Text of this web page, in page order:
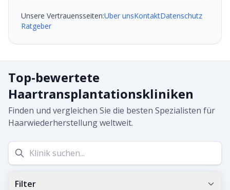
Unsere Vertrauensseiten:Uber unsKontaktDatenschutz
Ratgeber
Top-bewertete
Haartransplantationskliniken
Finden und vergleichen Sie die besten Spezialisten für
Haarwiederherstellung weltweit.
Filter